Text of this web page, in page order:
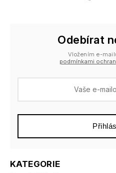
KATEGORIE
Odebírat
Vložením e-
podmínkami